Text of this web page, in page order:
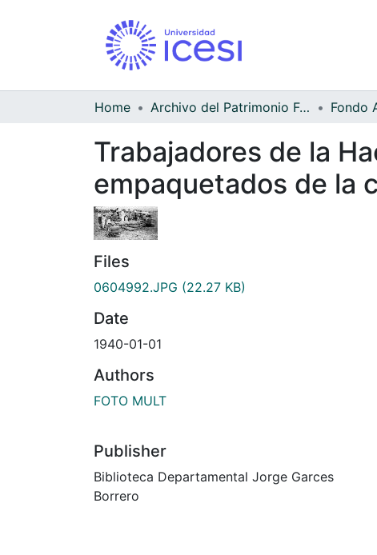
Home Archivo del Patrimonio Fotográfico y Fílmico del Valle del Cauca
Trabajadores de la
empaquetados de la
Files
0604992.JPG (22.27 KB)
Date
1940-01-01
Authors
FOTO MULT
Publisher
Biblioteca Departamental Jorge Garces
Borrero